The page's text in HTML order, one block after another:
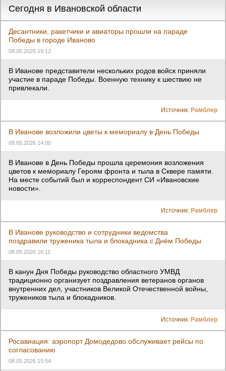
Сегодня в Ивановской области
Десантники, ракетчики и авиаторы прошли на параде
Победы в городе Иваново
09.05.2026 19:12
В Иванове представители нескольких родов войск приняли
участие в параде Победы. Военную технику к шествию не
привлекали.
Источник: Рамблер
В Иванове возложили цветы к мемориалу в День Победы
09.05.2026 14:00
В Иванове в День Победы прошла церемония возложения
цветов к мемориалу Героям фронта и тыла в Сквере памяти.
На месте событий был и корреспондент СИ «Ивановские
новости».
Источник: Рамблер
В Иванове руководство и сотрудники ведомства
поздравили труженика тыла и блокадника с Днём Победы
08.05.2026 16:11
В канун Дня Победы руководство областного УМВД
традиционно организует поздравления ветеранов органов
внутренних дел, участников Великой Отечественной войны,
тружеников тыла и блокадников.
Источник: Рамблер
Росавиация: аэропорт Домодедово обслуживает рейсы по
согласованию
08.05.2026 15:54